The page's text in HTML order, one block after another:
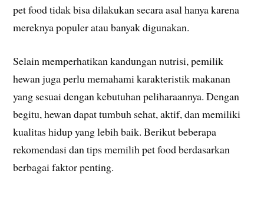
pet food tidak bisa dilakukan secara asal hanya karena
mereknya populer atau banyak digunakan.
Selain memperhatikan kandungan nutrisi, pemilik
hewan juga perlu memahami karakteristik makanan
yang sesuai dengan kebutuhan peliharaannya. Dengan
begitu, hewan dapat tumbuh sehat, aktif, dan memiliki
kualitas hidup yang lebih baik. Berikut beberapa
rekomendasi dan tips memilih pet food berdasarkan
berbagai faktor penting.